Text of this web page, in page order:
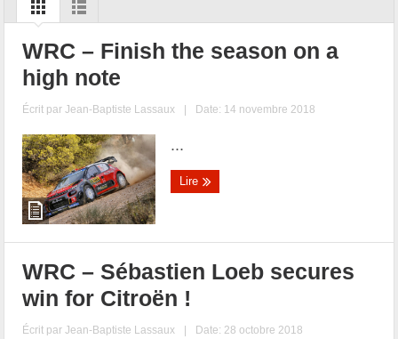
WRC – Finish the season on a
high note
Écrit parJean-Baptiste Lassaux | Date: 14 novembre 2018
...
Lire
WRC – Sébastien Loeb secures
win for Citroën !
Écrit parJean-Baptiste Lassaux | Date: 28 octobre 2018